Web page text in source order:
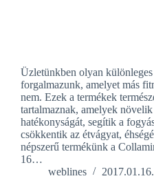
Üzletünkben olyan
forgalmazunk, amelyet más
nem. Ezek a termékek
tartalmaznak, amelyek növelik
hatékonyságát, segítik a
csökkentik az étvágyat,
népszerű termékünk a
16…
weblines
2017.01.16.